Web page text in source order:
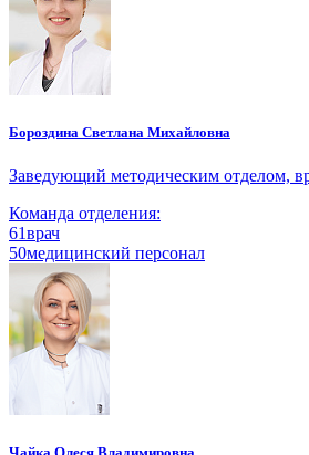
Бороздина Светлана Михайловна
Заведующий методическим отделом,
Команда отделения:
61врач
50медицинский персонал